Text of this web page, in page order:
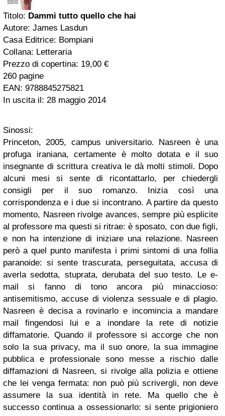
Titolo: Dammi tutto quello che hai
Autore: James Lasdun
Casa Editrice: Bompiani
Collana: Letteraria
Prezzo di copertina: 19,00 €
260 pagine
EAN: 9788845275821
In uscita il: 28 maggio 2014
Sinossi:
Princeton, 2005, campus universitario. Nasreen è una
profuga iraniana, certamente è molto dotata e il suo
insegnante di scrittura creativa le dà molti stimoli. Dopo
alcuni mesi si sente di ricontattarlo, per chiedergli
consigli per il suo romanzo. Inizia così una
corrispondenza e i due si incontrano. A partire da questo
momento, Nasreen rivolge avances, sempre più esplicite
al professore ma questi si ritrae: è sposato, con due figli,
e non ha intenzione di iniziare una relazione. Nasreen
però a quel punto manifesta i primi sintomi di una follia
paranoide: si sente trascurata, perseguitata, accusa di
averla sedotta, stuprata, derubata del suo testo. Le e-
mail si fanno di tono ancora più minaccioso:
antisemitismo, accuse di violenza sessuale e di plagio.
Nasreen è decisa a rovinarlo e incomincia a mandare
mail fingendosi lui e a inondare la rete di notizie
diffamatorie. Quando il professore si accorge che non
solo la sua privacy, ma il suo onore, la sua immagine
pubblica e professionale sono messe a rischio dalle
diffamazioni di Nasreen, si rivolge alla polizia e ottiene
che lei venga fermata: non può più scrivergli, non deve
assumere la sua identità in rete. Ma quello che è
successo continua a ossessionarlo: si sente prigioniero